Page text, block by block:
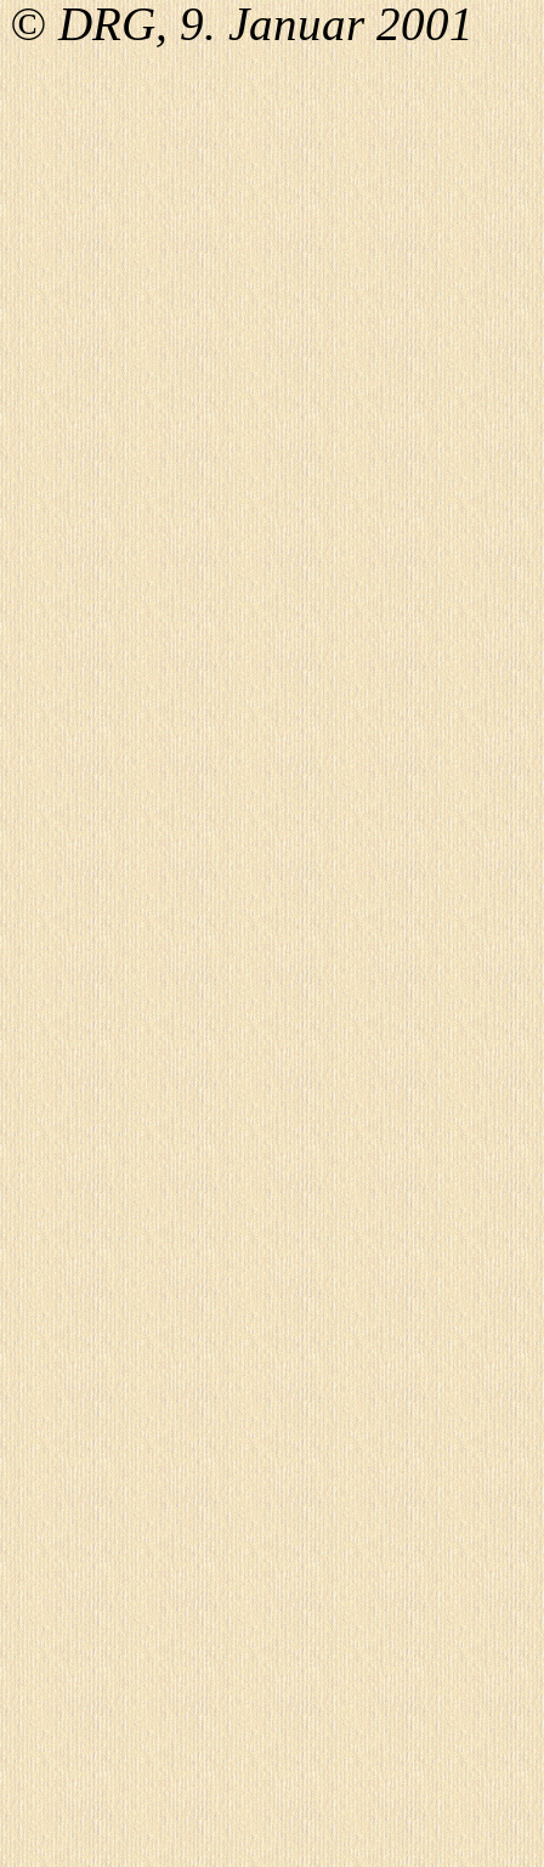
© DRG, 9. Januar 2001